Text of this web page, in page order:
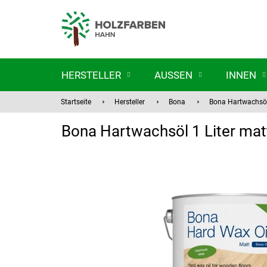
HERSTELLER AUSSEN INNEN
Startseite Hersteller Bona Bona
Bona Hartwachsöl 1 Liter